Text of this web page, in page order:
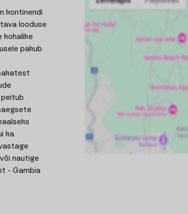
kontinendi
looduse
kohalike
pakub
ka
nautige
- Gambia